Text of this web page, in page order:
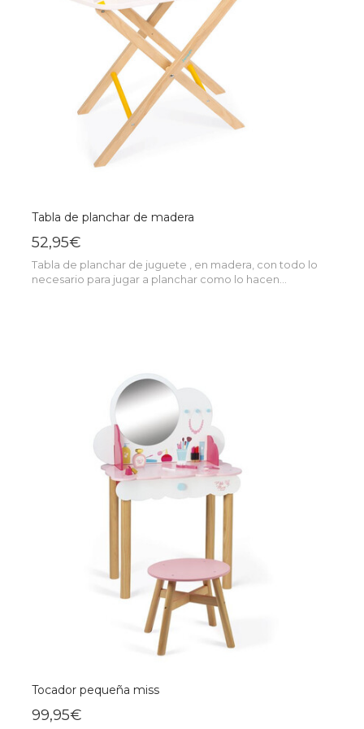
Tabla de planchar de madera
52,95€
Tabla de planchar de juguete , en madera, con todo lo
necesario para jugar a planchar como lo hacen...
Tocador pequeña miss
99,95€